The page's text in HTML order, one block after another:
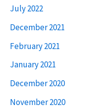
July 2022
December 2021
February 2021
January 2021
December 2020
November 2020